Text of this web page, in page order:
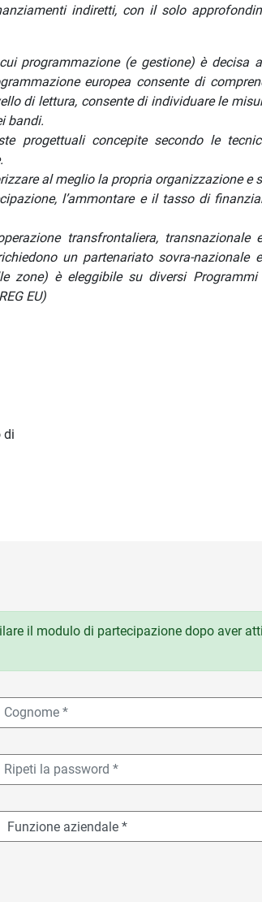
indiretti, con il solo
programmazione (e gestione) è decisa
europea consente di
di lettura, consente di individuare le
bandi.
progettuali concepite secondo le
al meglio la propria organizzazione e
l’ammontare e il tasso di
transfrontaliera, transnazionale
un partenariato sovra-nazionale
zone) è eleggibile su diversi Programmi
EU)
il modulo di partecipazione dopo aver